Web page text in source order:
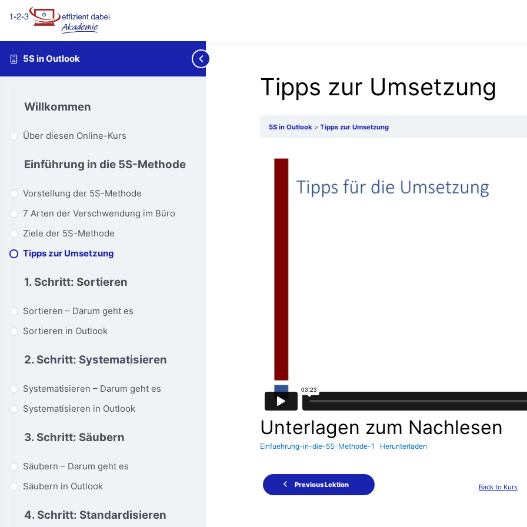
5S in Outlook
Willkommen
Über diesen Online-Kurs
Einführung in die 5S-Methode
Vorstellung der 5S-Methode
7 Arten der Verschwendung im Büro
Ziele der 5S-Methode
Tipps zur Umsetzung
1. Schritt: Sortieren
Sortieren – Darum geht es
Sortieren in Outlook
2. Schritt: Systematisieren
Systematisieren – Darum geht es
Systematisieren in Outlook
3. Schritt: Säubern
Säubern – Darum geht es
Säubern in Outlook
4. Schritt: Standardisieren
Tipps zur Umsetzung
5S in Outlook Tipps zur Umsetzung
Unterlagen zum Nachlesen
Einfuehrung-in-die-5S-Methode-1 Herunterladen
Previous Lektion Back to Kurs